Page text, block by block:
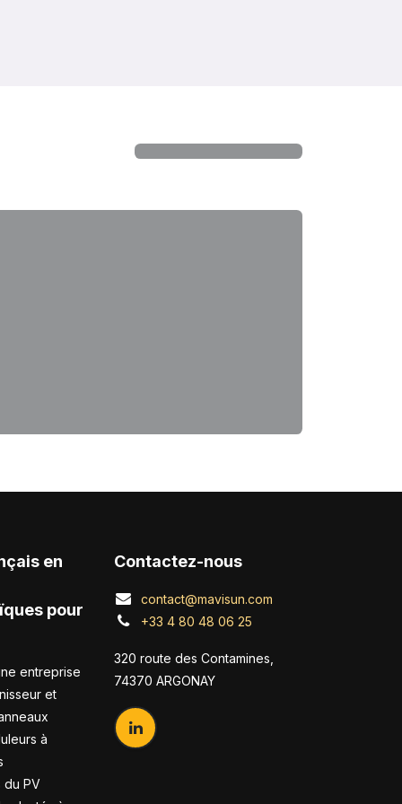
en
pour
entreprise
et
à
du PV
Contactez-nous
contact@mavisun.com
+33 4 80 48 06 25
320 route des Contamines,
74370 ARGONAY